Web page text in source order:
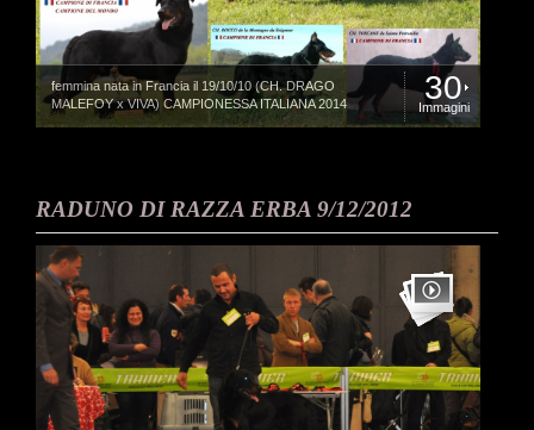
femmina nata in Francia il 19/10/10 (CH. DRAGO
MALEFOY x VIVA) CAMPIONESSA ITALIANA 2014
30
Immagini
RADUNO DI RAZZA ERBA 9/12/2012